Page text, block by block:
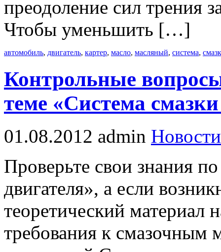
преодоление сил трения
Чтобы уменьшить […]
автомобиль, двигатель, картер, масло, масляный, система,
Контрольные
теме «Система
01.08.2012 admin Новости
Проверьте свои знания
двигателя», а если
теоретический материал
требования к смазочным